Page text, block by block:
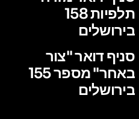
תלפיות 158
בירושלים
סניף דואר "צור
באחר" מספר 155
בירושלים